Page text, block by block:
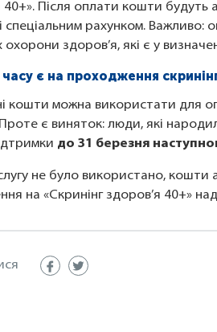
40+». Після оплати кошти будуть
спеціальним рахунком. Важливо:
охорони здоров’я, які є у
часу є на проходження
кошти можна використати для
є виняток: люди, які
до 31 березня
не було використано,
на «Скринінг здоров’я 40+»